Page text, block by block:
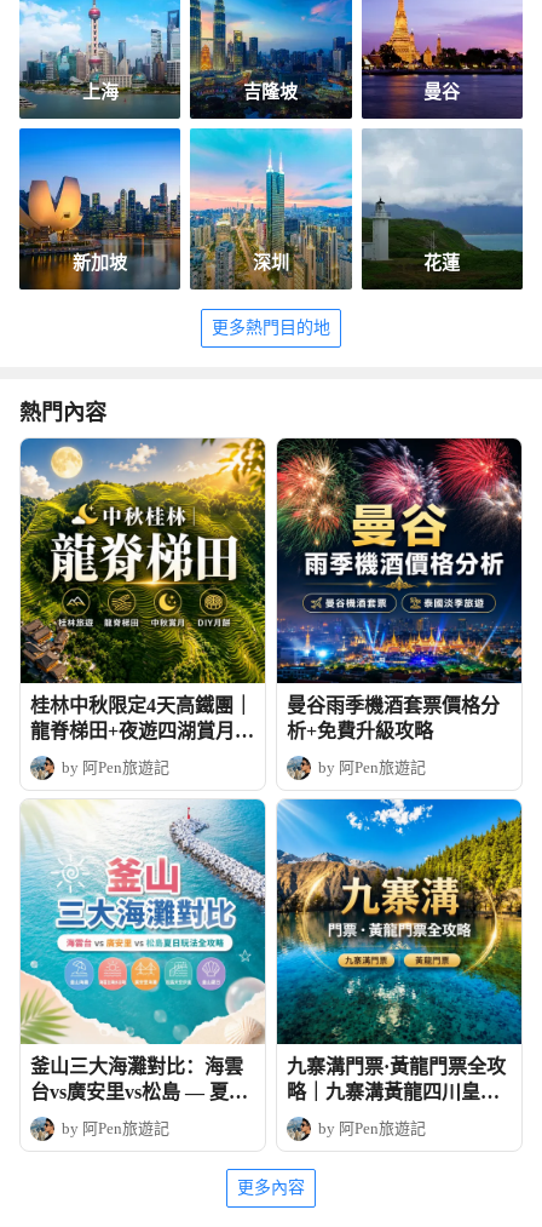
上海 吉隆坡 曼谷
新加坡 深圳 花蓮
更多熱門目的地
熱門內容
桂林中秋限定4天高鐵團｜
龍脊梯田+夜遊四湖賞月+
DIY月餅
by 阿Pen旅遊記
曼谷雨季機酒套票價格分
析+免費升級攻略
by 阿Pen旅遊記
釜山三大海灘對比：海雲
台vs廣安里vs松島 — 夏日
玩法全攻略
by 阿Pen旅遊記
九寨溝門票·黃龍門票全攻
略｜九寨溝黃龍四川皇牌
深度6天團
by 阿Pen旅遊記
更多內容